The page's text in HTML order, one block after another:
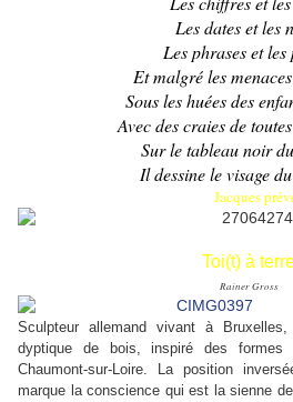
Les dates et les
Les phrases et les
Et malgré les
Sous les huées des
Avec des craies de
Sur le tableau noir
Il dessine le visage
Jacques
Toi(t) à
Rainer Gross
Sculpteur allemand vivant à
dyptique de bois, inspiré des
Chaumont-sur-Loire. La position
marque la conscience qui est la sienne